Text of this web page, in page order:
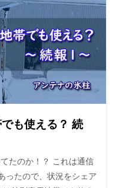
も使える？ 続
たのか！？ これは通信
ったので、状況をシェア